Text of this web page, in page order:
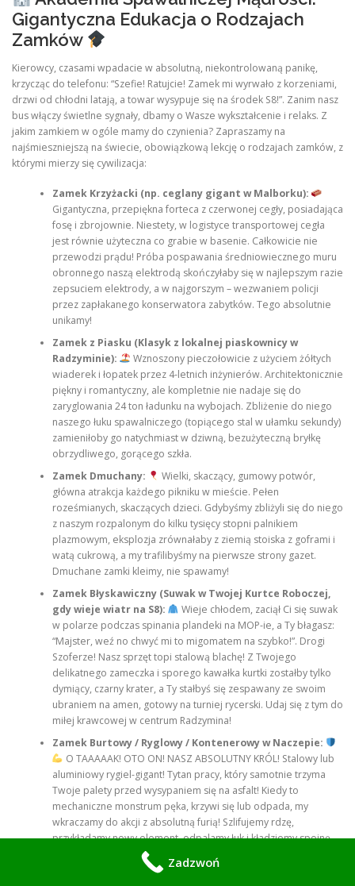
Gigantyczna Edukacja o Rodzajach
Zamków
Kierowcy, czasami wpadacie w absolutną, niekontrolowaną panikę,
krzycząc do telefonu: “Szefie! Ratujcie! Zamek mi wyrwało z korzeniami,
drzwi od chłodni latają, a towar wysypuje się na środek S8!”. Zanim nasz
bus włączy świetlne sygnały, dbamy o Wasze wykształcenie i relaks. Z
jakim zamkiem w ogóle mamy do czynienia? Zapraszamy na
najśmieszniejszą na świecie, obowiązkową lekcję o rodzajach zamków, z
którymi mierzy się cywilizacja:
Zamek Krzyżacki (np. ceglany gigant w Malborku):
Gigantyczna, przepiękna forteca z czerwonej cegły, posiadająca
fosę i zbrojownie. Niestety, w logistyce transportowej cegła
jest równie użyteczna co grabie w basenie. Całkowicie nie
przewodzi prądu! Próba pospawania średniowiecznego muru
obronnego naszą elektrodą skończyłaby się w najlepszym razie
zepsuciem elektrody, a w najgorszym – wezwaniem policji
przez zapłakanego konserwatora zabytków. Tego absolutnie
unikamy!
Zamek z Piasku (Klasyk z lokalnej piaskownicy w
Radzyminie):
Wznoszony pieczołowicie z użyciem żółtych
wiaderek i łopatek przez 4-letnich inżynierów. Architektonicznie
piękny i romantyczny, ale kompletnie nie nadaje się do
zaryglowania 24 ton ładunku na wybojach. Zbliżenie do niego
naszego łuku spawalniczego (topiącego stal w ułamku sekundy)
zamieniłoby go natychmiast w dziwną, bezużyteczną bryłkę
obrzydliwego, gorącego szkła.
Zamek Dmuchany:
Wielki, skaczący, gumowy potwór,
główna atrakcja każdego pikniku w mieście. Pełen
roześmianych, skaczących dzieci. Gdybyśmy zbliżyli się do niego
z naszym rozpalonym do kilku tysięcy stopni palnikiem
plazmowym, eksplozja zrównałaby z ziemią stoiska z goframi i
watą cukrową, a my trafilibyśmy na pierwsze strony gazet.
Dmuchane zamki kleimy, nie spawamy!
Zamek Błyskawiczny (Suwak w Twojej Kurtce Roboczej,
gdy wieje wiatr na S8):
Wieje chłodem, zaciął Ci się suwak
w polarze podczas spinania plandeki na MOP-ie, a Ty błagasz:
“Majster, weź no chwyć mi to migomatem na szybko!”. Drogi
Szoferze! Nasz sprzęt topi stalową blachę! Z Twojego
delikatnego zameczka i sporego kawałka kurtki zostałby tylko
dymiący, czarny krater, a Ty stałbyś się zespawany ze swoim
ubraniem na amen, gotowy na turniej rycerski. Udaj się z tym do
miłej krawcowej w centrum Radzymina!
Zamek Burtowy / Ryglowy / Kontenerowy w Naczepie:
O TAAAAAK! OTO ON! NASZ ABSOLUTNY KRÓL! Stalowy lub
aluminiowy rygiel-gigant! Tytan pracy, który samotnie trzyma
Twoje palety przed wysypaniem się na asfalt! Kiedy to
mechaniczne monstrum pęka, krzywi się lub odpada, my
wkraczamy do akcji z absolutną furią! Szlifujemy rdzę,
przykładamy nowy element, odpalamy łuk i kładziemy spoinę
tak potężną i niezniszczalną, że gdyby wściekły dzik chciał
otworzyć tę burtę szablami, prędzej by te szable połamał, niż
Zadzwoń